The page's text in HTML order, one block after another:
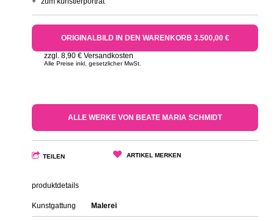
ORIGINALBILD IN DEN WARENKORB 3.500,00 €
zzgl. 8,90 € Versandkosten
Alle Preise inkl. gesetzlicher MwSt.
ALLE WERKE VON BEATE MARIA SCHMIDT
TEILEN ARTIKEL MERKEN
produktdetails
Kunstgattung Malerei